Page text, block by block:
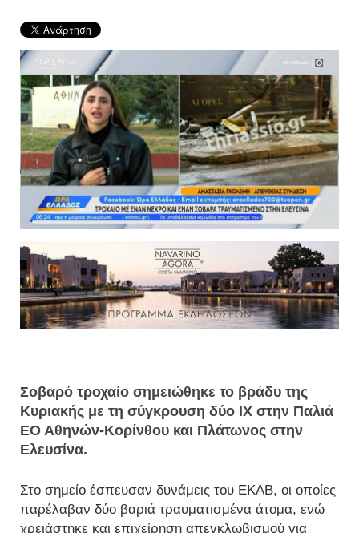
Σοβαρό τροχαίο σημειώθηκε το βράδυ της
Κυριακής με τη σύγκρουση δύο ΙΧ στην Παλιά
ΕΟ Αθηνών-Κορίνθου και Πλάτωνος στην
Ελευσίνα.
Στο σημείο έσπευσαν δυνάμεις του ΕΚΑΒ, οι οποίες
παρέλαβαν δύο βαριά τραυματισμένα άτομα, ενώ
χρειάστηκε και επιχείρηση απεγκλωβισμού για